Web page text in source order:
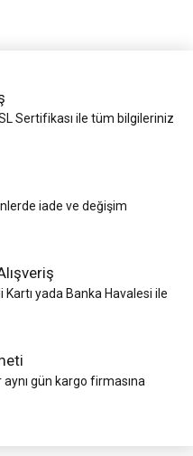
Sertifikası ile tüm bilgileriniz
iade ve değişim
yada Banka Havalesi ile
gün kargo firmasına